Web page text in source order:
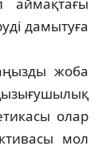
дамытуға
жоба
олар
мол